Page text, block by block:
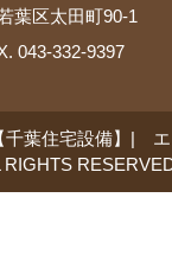
葉区太田町90-1
043-332-9397
千葉住宅設備】|